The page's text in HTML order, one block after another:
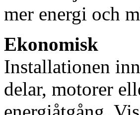
mer energi och
Ekonomisk
Installationen
delar, motorer